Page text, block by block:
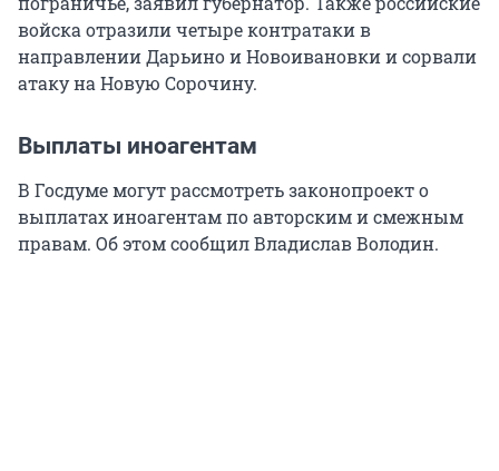
войска отразили четыре контратаки в
направлении Дарьино и Новоивановки и сорвали
атаку на Новую Сорочину.
Выплаты иноагентам
В Госдуме могут рассмотреть законопроект о
выплатах иноагентам по авторским и смежным
правам. Об этом сообщил Владислав Володин.